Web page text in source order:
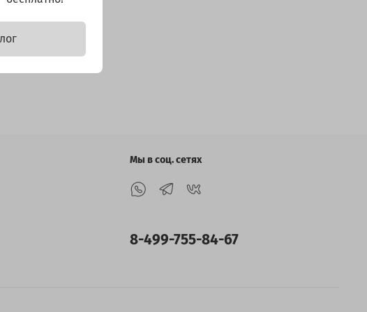
Мы в соц. сетях
8-499-755-84-67